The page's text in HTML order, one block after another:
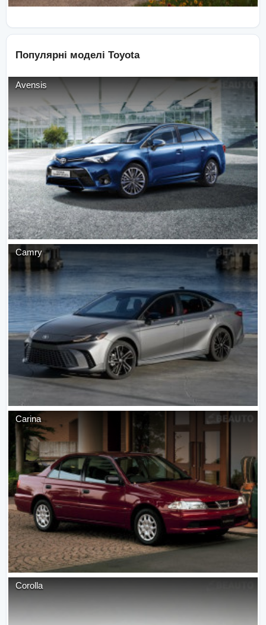
Популярні моделі Toyota
Avensis
Camry
Carina
Corolla